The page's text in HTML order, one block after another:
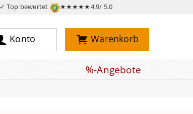
✓ Top bewertet ★★★★★4.9/ 5.0
Konto Warenkorb
%-Angebote